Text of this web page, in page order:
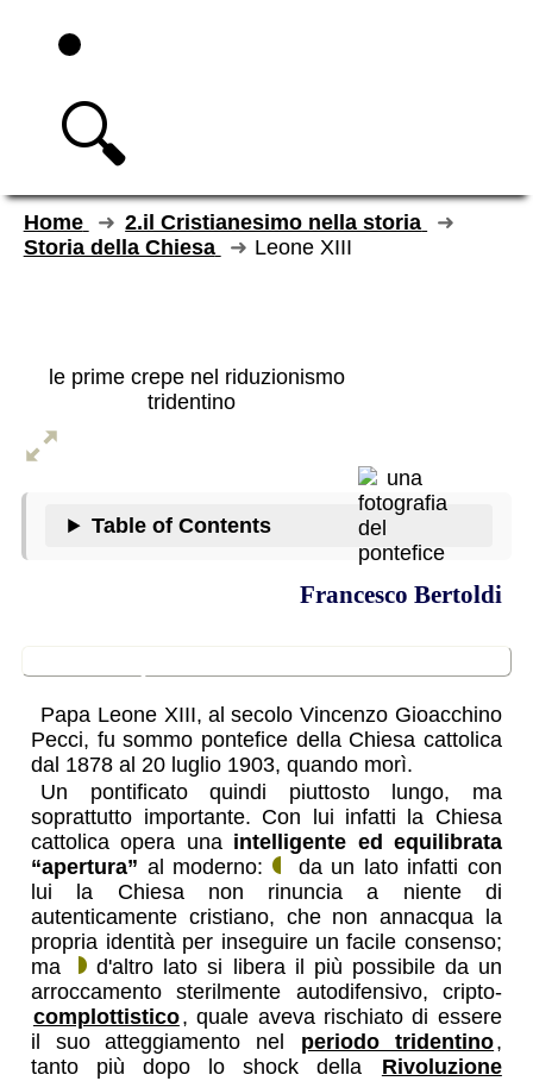
🔍
Home
2.il Cristianesimo nella storia
Storia della Chiesa
Leone XIII
tridentino
Table of Contents
Francesco Bertoldi
Papa Leone XIII,al secolo Vincenzo Gioacchino
Pecci, fu sommo pontefice della Chiesa cattolica
dal 1878 al 20 luglio 1903, quando morì.
Un pontificato quindi piuttosto lungo, ma
soprattutto importante. Con lui infatti la Chiesa
cattolica opera una intelligente ed equilibrata
“apertura” al moderno:
da un lato infatti con
lui la Chiesa non rinuncia a niente di
autenticamente cristiano, che non annacqua la
propria identità per inseguire un facile consenso;
ma
d'altro lato si libera il più possibile da un
arroccamento sterilmente autodifensivo, cripto-
complottistico, quale aveva rischiato di essere
il suo atteggiamento nel
periodo tridentino,
tanto più dopo lo shock della
Rivoluzione